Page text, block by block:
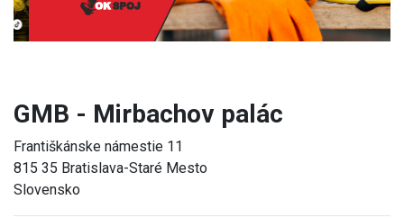
GMB - Mirbachov palác
Františkánske námestie 11
815 35 Bratislava-Staré Mesto
Slovensko